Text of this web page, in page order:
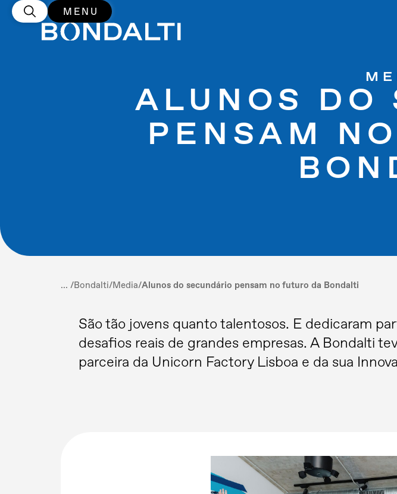
MENU
ALUNOS DO
PENSAM
... /Bondalti/Media/Alunos do secundário pensam no futuro da Bondalti
São tão jovens quanto talentosos. E dedicaram
desafios reais de grandes empresas. A Bondalti
parceira da Unicorn Factory Lisboa e da sua